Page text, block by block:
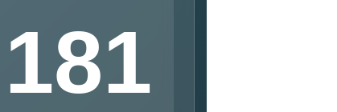
181